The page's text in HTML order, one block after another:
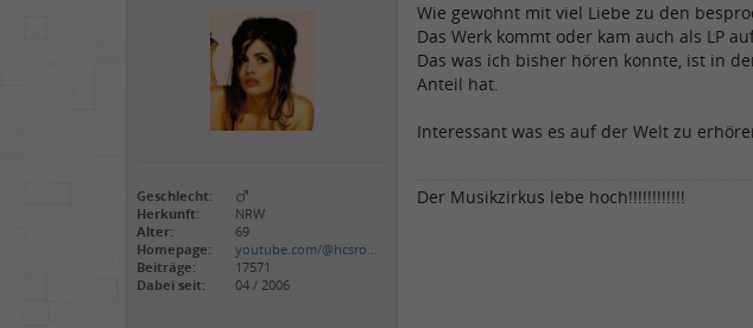
Geschlecht:
Herkunft:
NRW
Alter:
69
Homepage:
youtube.com/@hcsro…
Beiträge:
17571
Dabei seit:
04 / 2006
Wie gewohnt mit viel Liebe zu den
Das Werk kommt oder kam auch als LP
Das was ich bisher hören konnte, ist in
Anteil hat.
Interessant was es auf der Welt zu
Der Musikzirkus lebe hoch!!!!!!!!!!!!